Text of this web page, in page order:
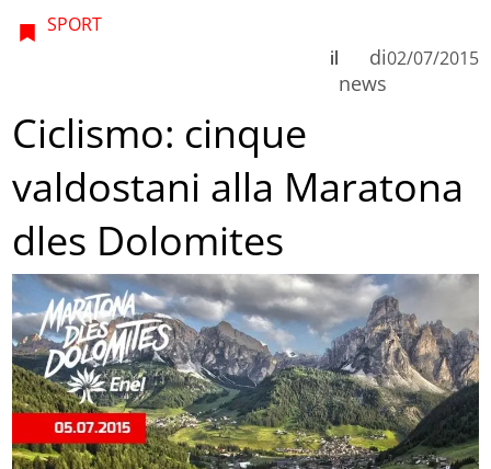
SPORT
di
news
il 02/07/2015
Ciclismo: cinque
valdostani alla Maratona
dles Dolomites